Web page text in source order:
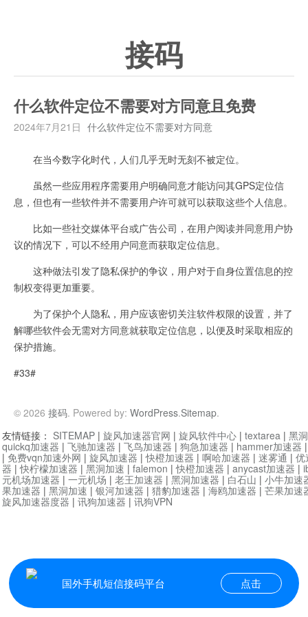
接码
什么软件定位不需要对方同意且免费
2024年7月21日 什么软件定位不需要对方同意
在当今数字化时代，人们几乎无时无刻不被定位。
虽然一些应用程序需要用户明确同意才能访问其GPS定位信
息，但也有一些软件并不需要用户许可就可以获取这些个人信息。
比如一些社交媒体平台或广告公司，在用户阅读并同意用户协
议的情况下，可以不经用户同意而获取定位信息。
这种做法引发了隐私保护的争议，用户对于自身位置信息的控
制权变得更加重要。
为了保护个人隐私，用户应该密切关注软件权限的设置，并了
解哪些软件会无需对方同意就获取定位信息，以便及时采取相应的
保护措施。
#33#
© 2026 接码. Powered by: WordPress.Sitemap.
国外手机短信接码平台 点击
友情链接： SITEMAP | 旋风加速器官网 | 旋风软件中心 | textarea | 黑
quickq加速器 | 飞驰加速器 | 飞鸟加速器 | 狗急加速器 | hammer加速器
| 免费vqn加速外网 | 旋风加速器 |快橙加速器 | 啊哈加速器 | 迷雾通 | 优
器 |快柠檬加速器 | 黑洞加速 | falemon |快橙加速器 | anycast加速器 |
元机场加速器 | 一元机场 | 老王加速器 | 黑洞加速器 | 白石山 | 小牛加速
果加速器 | 黑洞加速 | 银河加速器 | 猎豹加速器 | 海鸥加速器 | 芒果加速
旋风加速器度器 | 讯狗加速器 | 讯狗VPN